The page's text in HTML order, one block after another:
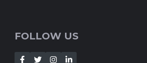
FOLLOW US